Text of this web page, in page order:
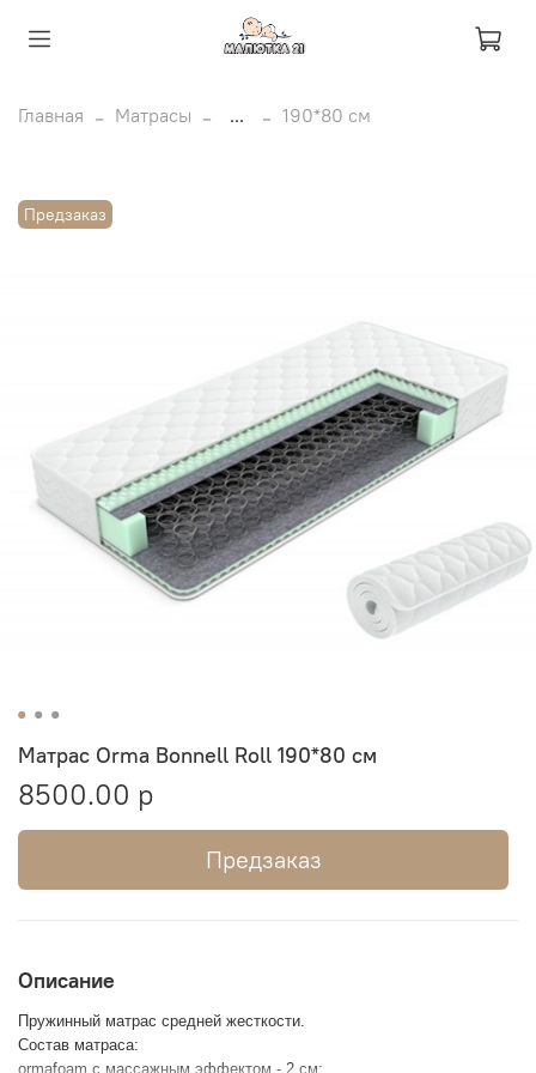
Главная Матрасы ... 190*80 см
Предзаказ
Матрас Orma Bonnell Roll 190*80 см
8500.00 р
Предзаказ
Описание
Пружинный матрас средней жесткости.
Состав матраса:
ormafoam с массажным эффектом - 2 см;